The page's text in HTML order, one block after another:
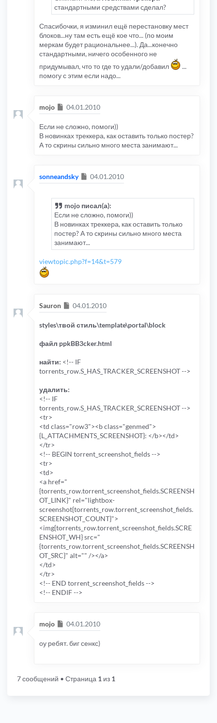
стандартными средствами сделал?
Спасибочки, я изминил ещё перестановку мест
блоков...ну там есть ещё кое что... (по моим
меркам будет рациональнее...). Да...конечно
стандартными, ничего особенного не
придумывал, что то где то удали/добавил
...
помогу с этим если надо...
mojo Сообщение
04.01.2010
Если не сложно, помоги))
В новинках треккера, как оставить только постер?
А то скрины сильно много места занимают...
sonneandsky Сообщение
04.01.2010
mojo писал(а):
Если не сложно, помоги))
В новинках треккера, как оставить только
постер? А то скрины сильно много места
занимают...
viewtopic.php?f=14&t=579
Sauron Сообщение
04.01.2010
styles\твой стиль\template\portal\block
файл ppkBB3cker.html
найти: <!-- IF
torrents_row.S_HAS_TRACKER_SCREENSHOT -->
удалить:
<!-- IF
torrents_row.S_HAS_TRACKER_SCREENSHOT -->
<tr>
<td class="row3"><b class="genmed">
{L_ATTACHMENTS_SCREENSHOT}: </b></td>
</tr>
<!-- BEGIN torrent_screenshot_fields -->
<tr>
<td>
<a href="
{torrents_row.torrent_screenshot_fields.SCREENSH
OT_LINK}" rel="lightbox-
screenshot{torrents_row.torrent_screenshot_fields.
SCREENSHOT_COUNT}">
<img{torrents_row.torrent_screenshot_fields.SCRE
ENSHOT_WH} src="
{torrents_row.torrent_screenshot_fields.SCREENSH
OT_SRC}" alt="" /></a>
</td>
</tr>
<!-- END torrent_screenshot_fields -->
<!-- ENDIF -->
mojo Сообщение
04.01.2010
оу ребят. биг сенкс)
7 сообщений • Страница 1 из 1